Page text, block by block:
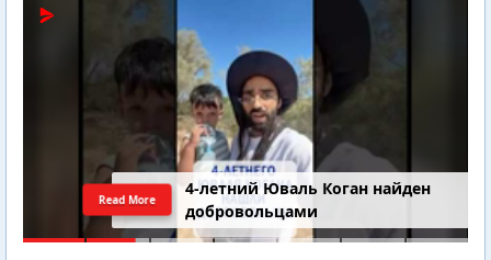
4-летний Юваль Коган найден
добровольцами
Read More